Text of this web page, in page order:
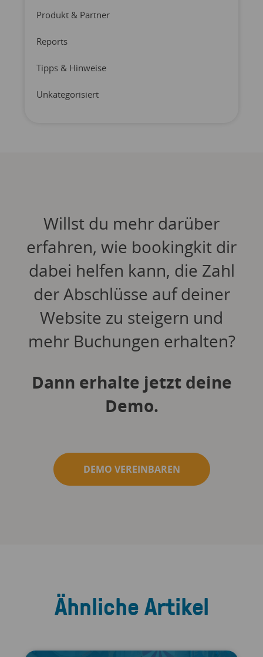
Produkt & Partner
Reports
Tipps & Hinweise
Unkategorisiert
Willst du mehr darüber
erfahren, wie bookingkit dir
dabei helfen kann, die Zahl
der Abschlüsse auf deiner
Website zu steigern und
mehr Buchungen erhalten?
Dann erhalte jetzt deine
Demo.
DEMO VEREINBAREN
Ähnliche Artikel